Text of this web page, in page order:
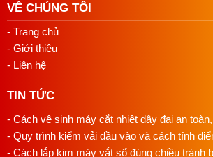
VỀ CHÚNG TÔI
- Trang chủ
- Giới thiệu
- Liên hệ
TIN TỨC
- Cách vệ sinh máy cắt nhiệt dây đai an
- Quy trình kiểm vải đầu vào và cách tính
- Cách lắp kim máy vắt sổ đúng chiều tránh